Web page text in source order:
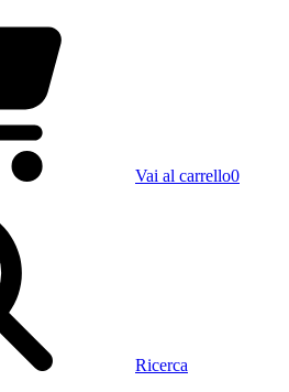
Vai al carrello0
Ricerca